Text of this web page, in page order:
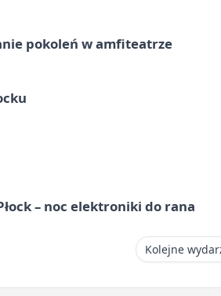
pokoleń w amfiteatrze
– noc elektroniki do rana
Kolejne